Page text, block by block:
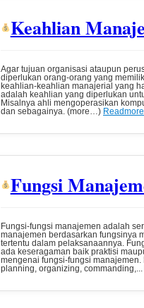
Keahlian
Agar tujuan organisasi ataupun
diperlukan orang-orang yang
keahlian-keahlian manajerial yang
adalah keahlian yang diperlukan
Misalnya ahli mengoperasikan
dan sebagainya. (more…) Readmore
Fungsi
Fungsi-fungsi manajemen adalah
manajemen berdasarkan fungsinya
tertentu dalam pelaksanaannya.
ada keseragaman baik praktisi
mengenai fungsi-fungsi
planning, organizing, commanding,...